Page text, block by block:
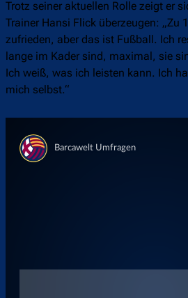
Trotz seiner aktuellen Rolle zeigt er
Trainer Hansi Flick überzeugen: „Zu
zufrieden, aber das ist Fußball. Ich
lange im Kader sind, maximal, sie
Ich weiß, was ich leisten kann. Ich
mich selbst.“